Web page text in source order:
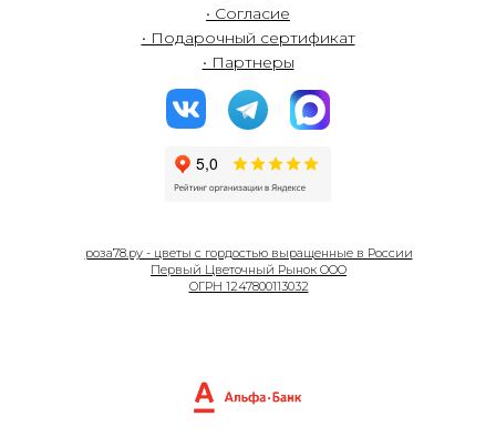
• Согласие
• Подарочный сертификат
• Партнеры
роза78.ру - цветы с гордостью выращенные в России
Первый Цветочный Рынок ООО
ОГРН 1247800113032